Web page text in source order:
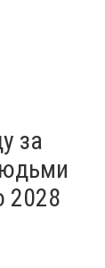
- ФОТО
за
2028